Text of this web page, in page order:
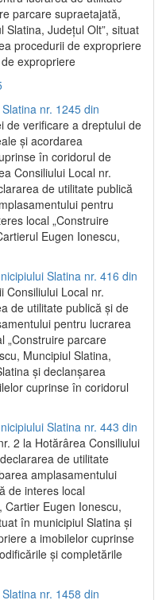
parcare supraetajată,
Județul Olt”, situat
procedurii de expropriere
expropriere
nr. 1245 din
de verificare a dreptului de
și acordarea
în coridorul de
Consiliului Local nr.
de utilitate publică
pentru
local „Construire
Eugen Ionescu,
Slatina nr. 416 din
Consiliului Local nr.
de utilitate publică și de
pentru lucrarea
„Construire parcare
Muncipiul Slatina,
și declanșarea
cuprinse în coridorul
Slatina nr. 443 din
2 la Hotărârea Consiliului
de utilitate
amplasamentului
de interes local
Cartier Eugen Ionescu,
în municipiul Slatina şi
a imobilelor cuprinse
şi completările
nr. 1458 din